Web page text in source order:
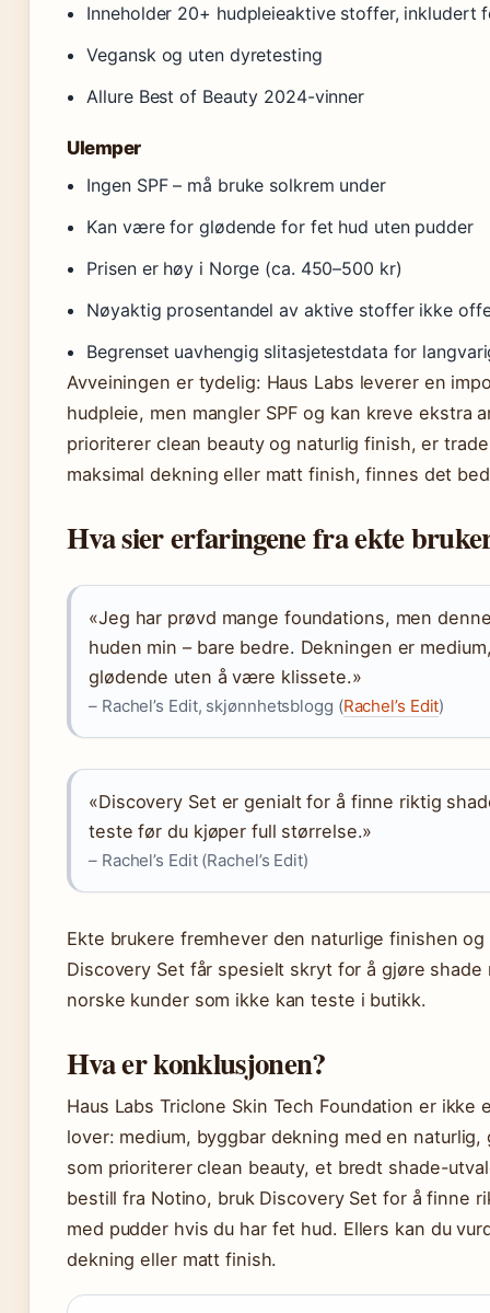
Inneholder 20+ hudpleieaktive stoffer, inkludert
Vegansk og uten dyretesting
Allure Best of Beauty 2024-vinner
Ulemper
Ingen SPF – må bruke solkrem under
Kan være for glødende for fet hud uten pudder
Prisen er høy i Norge (ca. 450–500 kr)
Nøyaktig prosentandel av aktive stoffer ikke
Begrenset uavhengig slitasjetestdata for
Avveiningen er tydelig: Haus Labs leverer en
hudpleie, men mangler SPF og kan kreve ekstra
prioriterer clean beauty og naturlig finish, er
maksimal dekning eller matt finish, finnes det
Hva sier erfaringene fra ekte
«Jeg har prøvd mange foundations, men
huden min – bare bedre. Dekningen er
glødende uten å være klissete.»
– Rachel’s Edit, skjønnhetsblogg (Rachel’s Edit)
«Discovery Set er genialt for å finne riktig
teste før du kjøper full størrelse.»
– Rachel’s Edit (Rachel’s Edit)
Ekte brukere fremhever den naturlige finishen
Discovery Set får spesielt skryt for å gjøre
norske kunder som ikke kan teste i butikk.
Hva er konklusjonen?
Haus Labs Triclone Skin Tech Foundation er
lover: medium, byggbar dekning med en
som prioriterer clean beauty, et bredt shade-
bestill fra Notino, bruk Discovery Set for å finne
med pudder hvis du har fet hud. Ellers kan du
dekning eller matt finish.